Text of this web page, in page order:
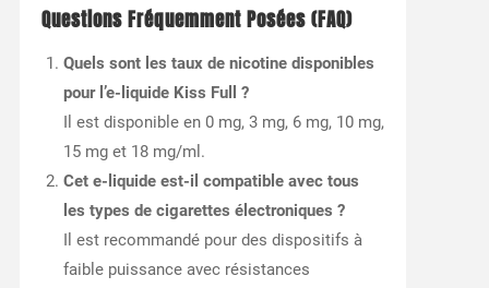
Questions Fréquemment Posées (FAQ)
Quels sont les taux de nicotine disponibles
pour l’e-liquide Kiss Full ?
Il est disponible en 0 mg, 3 mg, 6 mg, 10 mg,
15 mg et 18 mg/ml.
Cet e-liquide est-il compatible avec tous
les types de cigarettes électroniques ?
Il est recommandé pour des dispositifs à
faible puissance avec résistances